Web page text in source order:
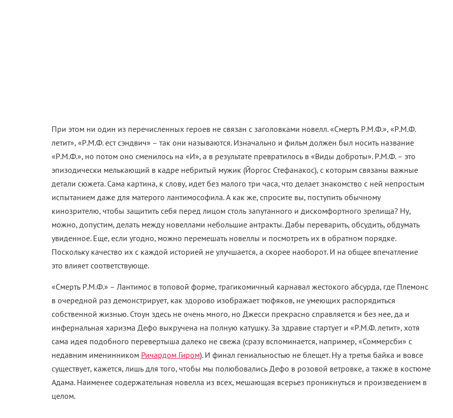
При этом ни один из перечисленных героев не связан с заголовками новелл. «Смерть Р.М.Ф.», «Р.М.Ф.
летит», «Р.М.Ф. ест сэндвич» – так они называются. Изначально и фильм должен был носить название
«Р.М.Ф.», но потом оно сменилось на «И», а в результате превратилось в «Виды доброты». Р.М.Ф. – это
эпизодически мелькающий в кадре небритый мужик (Йоргос Стефанакос), с которым связаны важные
детали сюжета. Сама картина, к слову, идет без малого три часа, что делает знакомство с ней непростым
испытанием даже для матерого лантимософила. А как же, спросите вы, поступить обычному
кинозрителю, чтобы защитить себя перед лицом столь запутанного и дискомфортного зрелища? Ну,
можно, допустим, делать между новеллами небольшие антракты. Дабы переварить, обсудить, обдумать
увиденное. Еще, если угодно, можно перемешать новеллы и посмотреть их в обратном порядке.
Поскольку качество их с каждой историей не улучшается, а скорее наоборот. И на общее впечатление
это влияет соответствующе.
«Смерть Р.М.Ф.» – Лантимос в топовой форме, трагикомичный карнавал жестокого абсурда, где Племонс
в очередной раз демонстрирует, как здорово изображает тюфяков, не умеющих распорядиться
собственной жизнью. Стоун здесь не очень много, но Джесси прекрасно справляется и без нее, да и
инфернальная харизма Дефо выкручена на полную катушку. За здравие стартует и «Р.М.Ф. летит», хотя
сама идея подобного перевертыша далеко не свежа (сразу вспоминается, например, «Соммерсби» с
недавним именинником Ричардом Гиром). И финал гениальностью не блещет. Ну а третья байка и вовсе
существует, кажется, лишь для того, чтобы мы полюбовались Дефо в розовой ветровке, а также в костюме
Адама. Наименее содержательная новелла из всех, мешающая всерьез проникнуться и произведением в
целом.